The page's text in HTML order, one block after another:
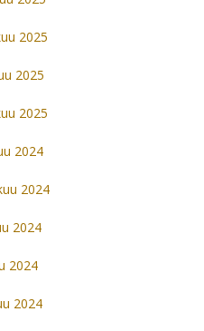
2025
2025
2025
2024
2024
2024
2024
2024